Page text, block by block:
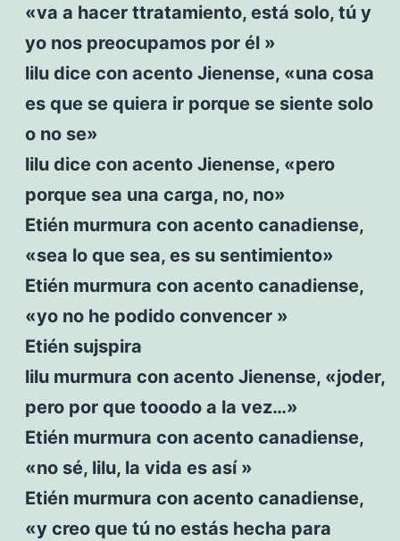
«va a hacer ttratamiento, está solo, tú y
yo nos preocupamos por él »
lilu dice con acento Jienense, «una cosa
es que se quiera ir porque se siente solo
o no se»
lilu dice con acento Jienense, «pero
porque sea una carga, no, no»
Etién murmura con acento canadiense,
«sea lo que sea, es su sentimiento»
Etién murmura con acento canadiense,
«yo no he podido convencer »
Etién sujspira
lilu murmura con acento Jienense, «joder,
pero por que tooodo a la vez…»
Etién murmura con acento canadiense,
«no sé, lilu, la vida es así »
Etién murmura con acento canadiense,
«y creo que tú no estás hecha para